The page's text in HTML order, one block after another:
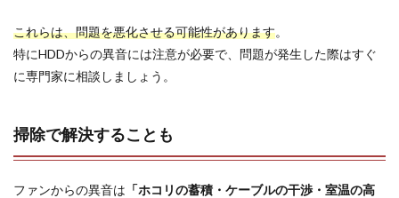
これらは、問題を悪化させる可能性があります。
特にHDDからの異音には注意が必要で、問題が発生した際はすぐ
に専門家に相談しましょう。
掃除で解決することも
ファンからの異音は 「ホコリの蓄積・ケーブルの干渉・室温の高